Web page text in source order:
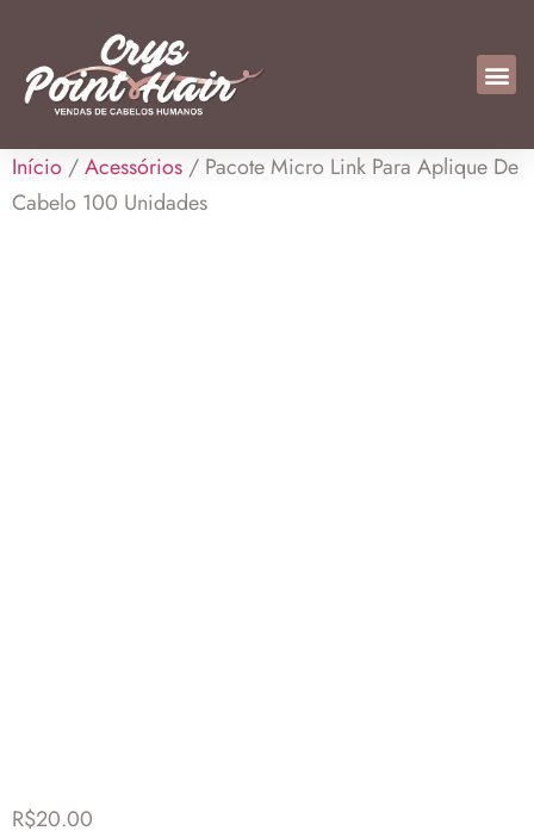
Início /Acessórios / Pacote Micro Link Para Aplique De
Cabelo 100 Unidades
R$20.00